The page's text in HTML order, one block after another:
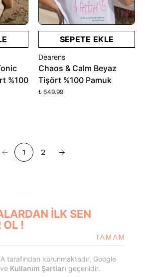
%100
SEPETE EKLE
Dearens
Chaos & Calm Beyaz
Tişört %100 Pamuk
₺ 549.99
1 2
İLK SEN
OL !
TAMAM
tarafından korunmaktadır, Google
ve Kullanım Şartları geçerlidir.